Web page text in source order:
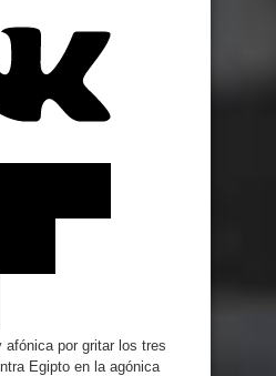
por gritar los tres
Egipto en la agónica